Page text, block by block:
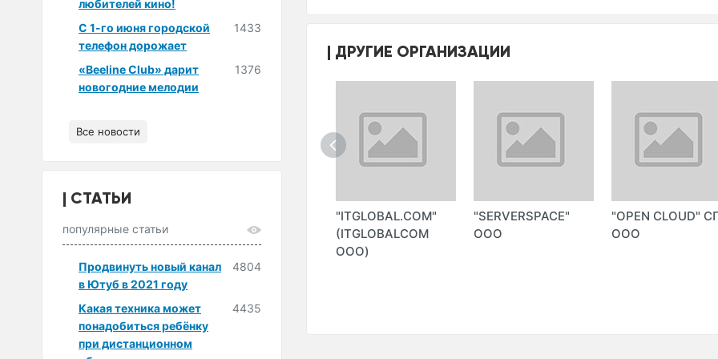
ДРУГИЕ ОРГАНИЗАЦИИ
ООО
"ITGLOBAL.COM"
(ITGLOBALCOM
ООО)
"SERVERSPACE"
ООО
"OPEN CLOUD"
ООО
любителей кино!
С 1-го июня городской
телефон дорожает
1433
«Beeline Club» дарит
новогодние мелодии
1376
Все новости
СТАТЬИ
популярные статьи
Продвинуть новый канал
в Ютуб в 2021 году
4804
Какая техника может
понадобиться ребёнку
при дистанционном
4435